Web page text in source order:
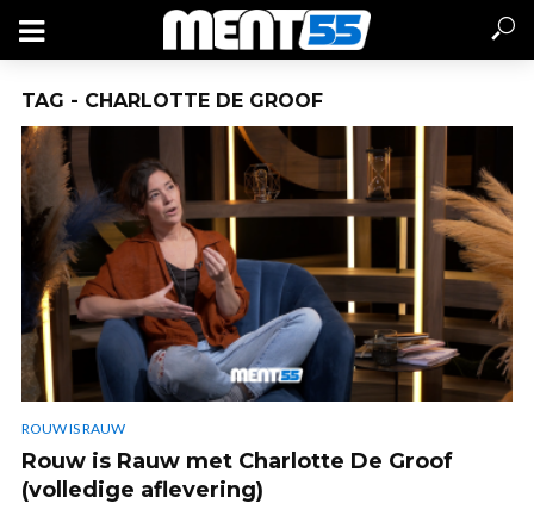
TAG - CHARLOTTE DE GROOF
ROUW IS RAUW
Rouw is Rauw met Charlotte De Groof
(volledige aflevering)